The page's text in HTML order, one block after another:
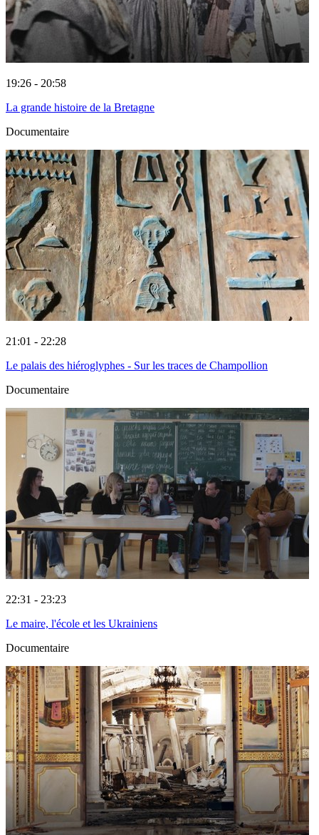
19:26 - 20:58
La grande histoire de la Bretagne
Documentaire
21:01 - 22:28
Le palais des hiéroglyphes - Sur les traces de Champollion
Documentaire
22:31 - 23:23
Le maire, l'école et les Ukrainiens
Documentaire